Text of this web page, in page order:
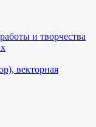
и творчества
векторная